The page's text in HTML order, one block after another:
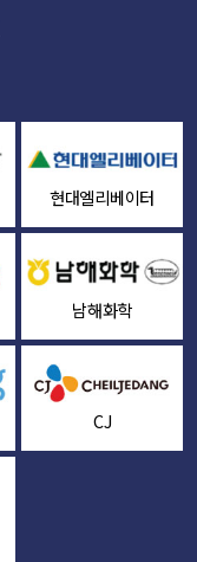
현대엘리베이터
남해화학
CJ